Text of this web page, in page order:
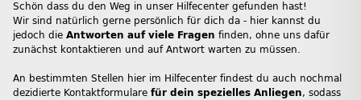
Schön dass du den Weg in unser Hilfecenter gefunden hast!
Wir sind natürlich gerne persönlich für dich da - hier kannst du
jedoch die Antworten auf viele Fragen finden, ohne uns dafür
zunächst kontaktieren und auf Antwort warten zu müssen.
An bestimmten Stellen hier im Hilfecenter findest du auch nochmal
dezidierte Kontaktformulare für dein spezielles Anliegen, sodass